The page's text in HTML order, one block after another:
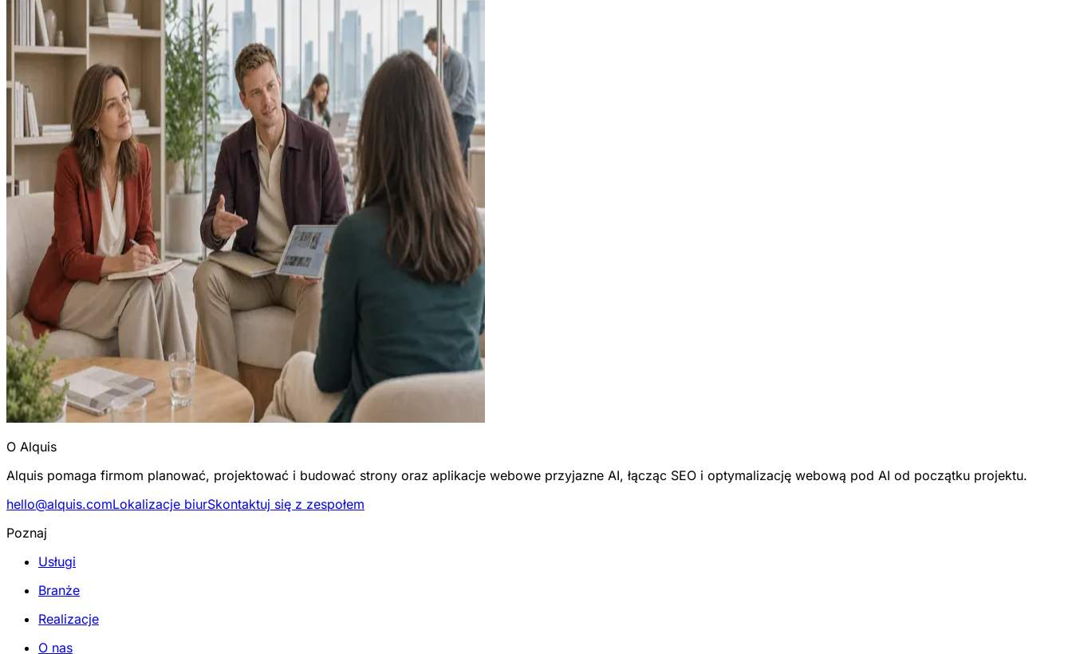
O Alquis
Alquis pomaga firmom planować, projektować i budować strony oraz aplikacje webowe przyjazne AI, łącząc SEO i optymalizację webową pod AI od początku projektu.
hello@alquis.comLokalizacje biurSkontaktuj się z zespołem
Poznaj
Usługi
Branże
Realizacje
O nas